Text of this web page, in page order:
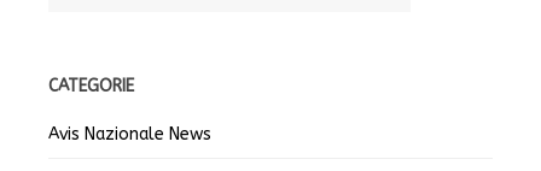
CATEGORIE
Avis Nazionale News